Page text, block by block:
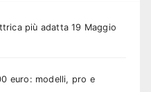
più adatta 19 Maggio
euro: modelli, pro e